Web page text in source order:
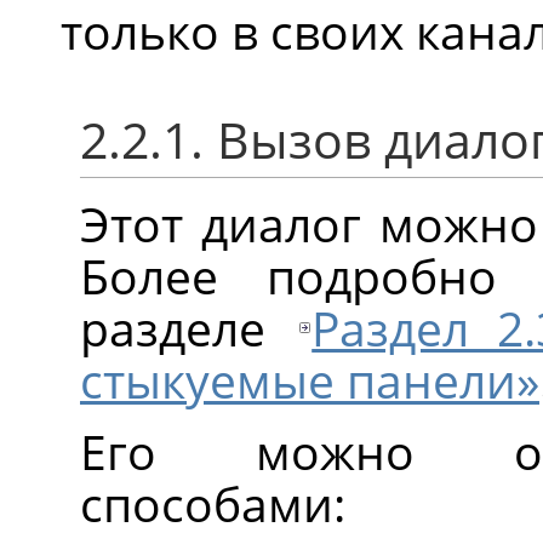
только в своих
2.2.1. Вызов
Этот диалог
Более
разделе
Раздел
стыкуемые панели»
Его можно
способами: